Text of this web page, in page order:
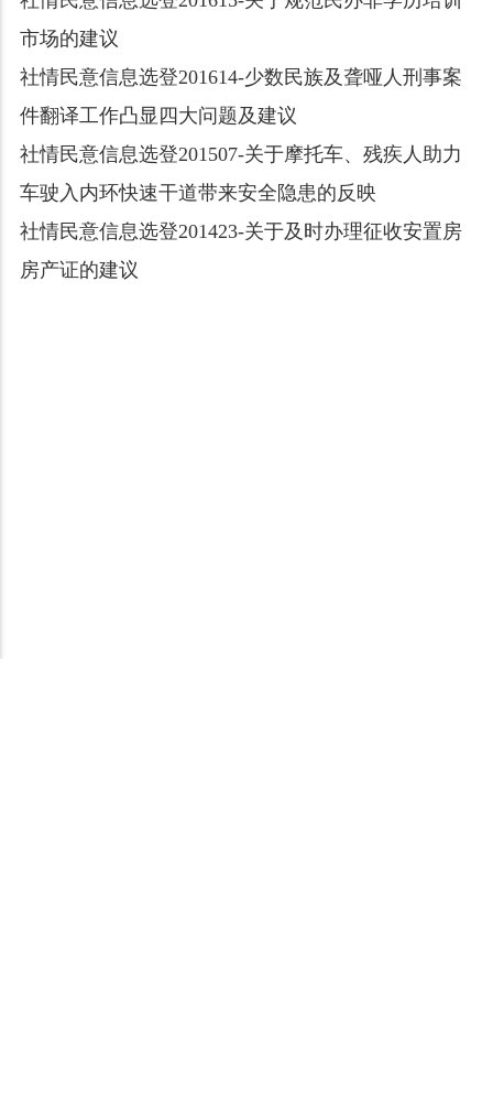
市场的建议
社情民意信息选登201614-少数民族及聋哑人刑事案
件翻译工作凸显四大问题及建议
社情民意信息选登201507-关于摩托车、残疾人助力
车驶入内环快速干道带来安全隐患的反映
社情民意信息选登201423-关于及时办理征收安置房
房产证的建议